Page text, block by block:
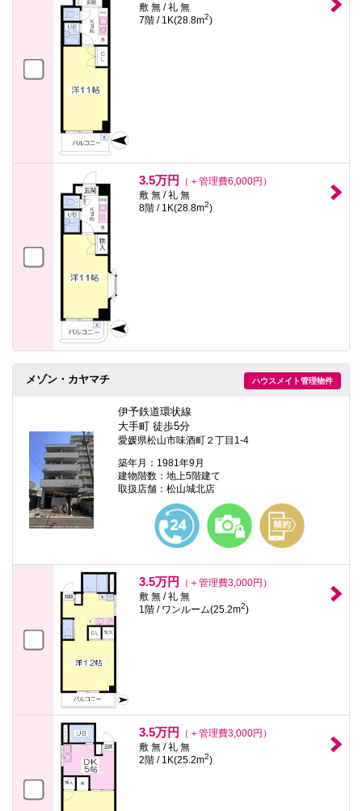
敷 無 / 礼 無
7階 / 1K(28.8m2)
3.5万円
（＋管理費6,000円）
敷 無 / 礼 無
8階 / 1K(28.8m2)
ハウスメイト管理物件
メゾン・カヤマチ
伊予鉄道環状線
大手町 徒歩5分
愛媛県松山市味酒町２丁目1-4
築年月：1981年9月
建物階数：地上5階建て
取扱店舗：松山城北店
3.5万円
（＋管理費3,000円）
敷 無 / 礼 無
1階 / ワンルーム(25.2m2)
3.5万円
（＋管理費3,000円）
敷 無 / 礼 無
2階 / 1K(25.2m2)